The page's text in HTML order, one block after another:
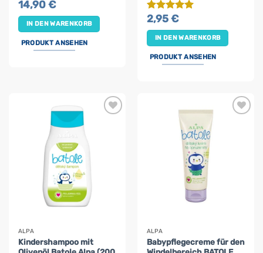
14,90€
IN DEN WARENKORB
PRODUKT ANSEHEN
Bewertet
2,95€
IN DEN WARENKORB
PRODUKT ANSEHEN
ALPA
Kindershampoo mit
ALPA
Babypflegecreme für den